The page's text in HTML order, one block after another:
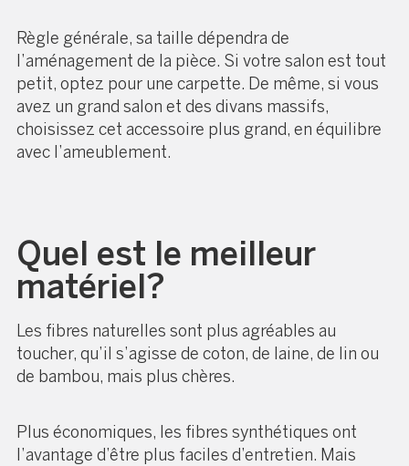
Règle générale, sa taille dépendra de
l’aménagement de la pièce. Si votre salon est tout
petit, optez pour une carpette. De même, si vous
avez un grand salon et des divans massifs,
choisissez cet accessoire plus grand, en équilibre
avec l’ameublement.
Quel est le meilleur
matériel?
Les fibres naturelles sont plus agréables au
toucher, qu’il s’agisse de coton, de laine, de lin ou
de bambou, mais plus chères.
Plus économiques, les fibres synthétiques ont
l’avantage d’être plus faciles d’entretien. Mais